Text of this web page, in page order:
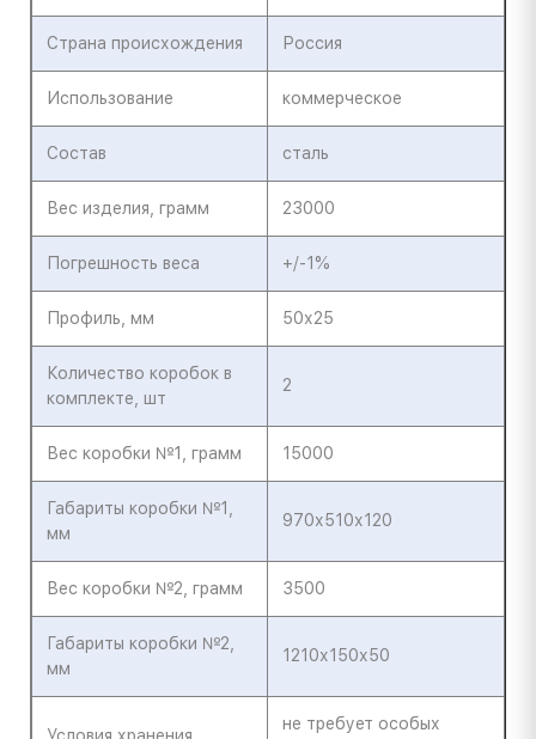
Страна происхождения Россия
Использование коммерческое
Состав сталь
Вес изделия, грамм 23000
Погрешность веса +/-1%
Профиль, мм 50х25
Количество коробок в
комплекте, шт
2
Вес коробки №1, грамм 15000
Габариты коробки №1,
мм
970х510х120
Вес коробки №2, грамм 3500
Габариты коробки №2,
мм
1210х150х50
не требует особых